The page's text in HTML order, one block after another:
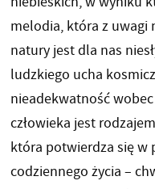
melodia, która z uwagi
natury jest dla nas
ludzkiego ucha
nieadekwatność
człowieka jest
która potwierdza się w
codziennego życia –